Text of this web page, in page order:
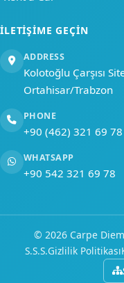
İLETIŞIME GEÇIN
ADDRESS
Kolotoğlu Çarşısı
Ortahisar/Trabzon
PHONE
+90 (462) 321 69 78
WHATSAPP
+90 542 321 69 78
© 2026 Carpe
S.S.S.Gizlilik Politikası
Ana Sayfa